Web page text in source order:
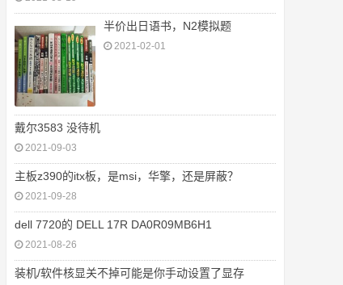
半价出日语书，N2模拟题
2021-02-01
戴尔3583 没待机
2021-09-03
主板z390的itx板，是msi，华擎，还是屏蔽？
2021-09-28
dell 7720的 DELL 17R DA0R09MB6H1
2021-08-26
装机/软件核显关不掉可能是你手动设置了显存